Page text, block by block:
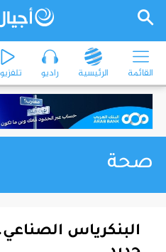
القائمة الرئيسية راديو
صحة
البنكرياس